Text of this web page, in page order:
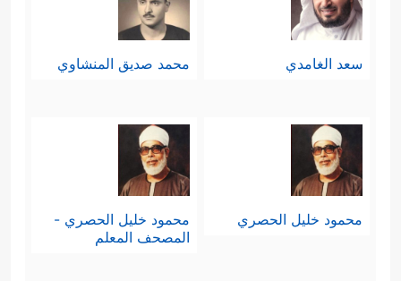
سعد الغامدي محمد صديق المنشاوي
محمود خليل الحصري
محمود خليل الحصري -
المصحف المعلم